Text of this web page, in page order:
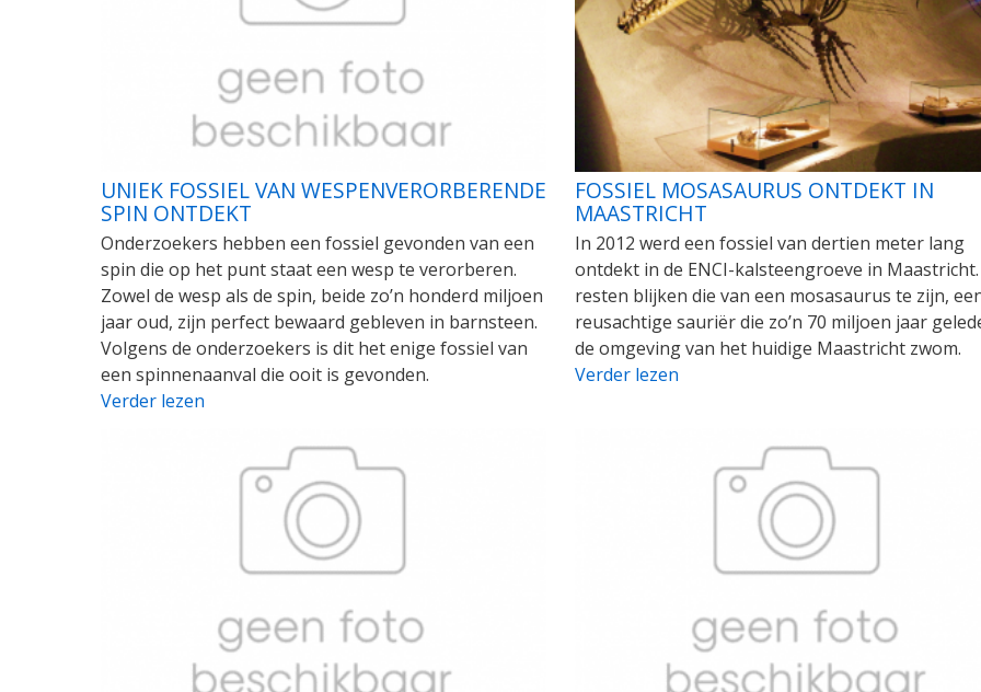
UNIEK FOSSIEL VAN WESPENVERORBERENDE
SPIN ONTDEKT
Onderzoekers hebben een fossiel gevonden van een
spin die op het punt staat een wesp te verorberen.
Zowel de wesp als de spin, beide zo’n honderd miljoen
jaar oud, zijn perfect bewaard gebleven in barnsteen.
Volgens de onderzoekers is dit het enige fossiel van
een spinnenaanval die ooit is gevonden.
Verder lezen
FOSSIEL MOSASAURUS ONTDEKT IN
MAASTRICHT
In 2012 werd een fossiel van dertien meter lang
ontdekt in de ENCI-kalsteengroeve in
resten blijken die van een mosasaurus te zijn,
reusachtige sauriër die zo’n 70 miljoen jaar
de omgeving van het huidige Maastricht zwom.
Verder lezen